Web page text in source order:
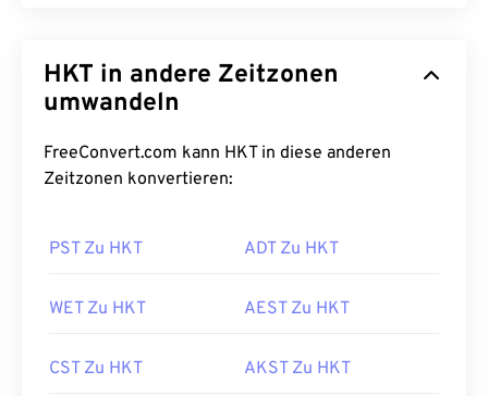
HKT in andere Zeitzonen
umwandeln
FreeConvert.com kann HKT in diese anderen
Zeitzonen konvertieren:
PST Zu HKT ADT Zu HKT
WET Zu HKT AEST Zu HKT
CST Zu HKT AKST Zu HKT